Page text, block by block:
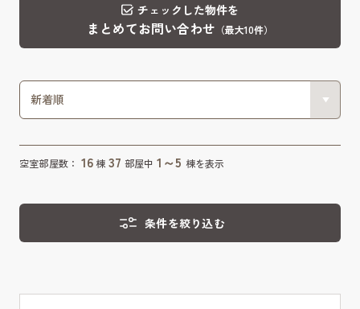
チェックした物件を
まとめてお問い合わせ （最大10件）
空室部屋数： 16棟 37 部屋中 1～5 棟を表示
条件を絞り込む